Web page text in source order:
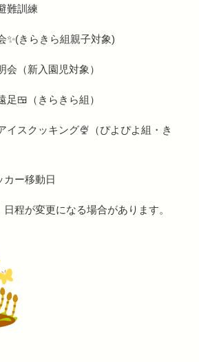
難訓練
✨(きらきら組親子対象)
会（新入園児対象）
足🍱（きらきら組）
イスクッキング🍨（ぴよぴよ組・き
カー移動日
程が変更になる場合があります。